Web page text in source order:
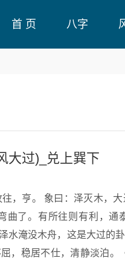
首 页 八字
大过)_兑上巽下
曲了。有所往则有利，通
水淹没木舟，这是大过的
不仕，清静淡泊。《断易天机》